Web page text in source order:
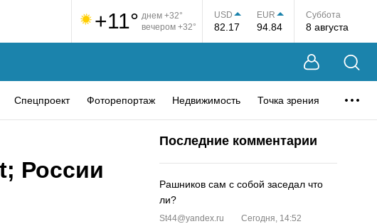
+11° днем +32°
вечером +32°
USD
82.17
EUR
94.84
Суббота
8 августа
Спецпроект Фоторепортаж Недвижимость Точка зрения
России
Последние комментарии
Рашников сам с собой заседал что
ли?
St44@yandex.ru Сегодня, 14:52